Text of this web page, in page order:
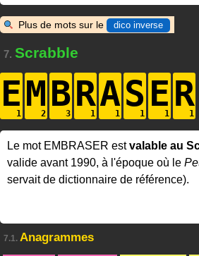
Plus de mots sur le dico inverse
7. Scrabble
EMBRAS ER
Le mot EMBRASER estvalable au
valide avant 1990, à l'époque où le
servait de dictionnaire de référence).
7.1. Anagrammes